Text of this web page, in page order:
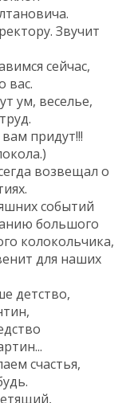
Звучит
сейчас,
вас.
ум, веселье,
придут!!!
возвещал о
событий
большого
колокольчика,
для наших
детство,
счастья,